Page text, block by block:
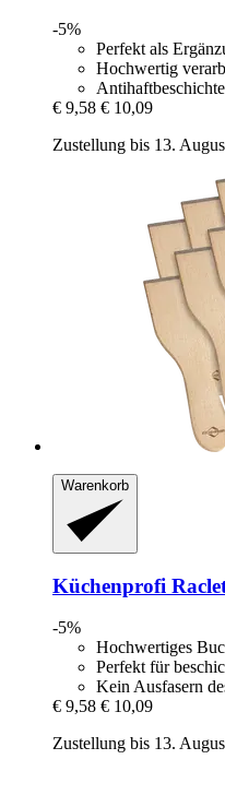
-5%
Perfekt als
Hochwertig
€ 9,58 € 10,09
Zustellung bis 13.
Warenkorb
Küchenprofi
-5%
Hochwertiges
Perfekt für
Kein Ausfasern
€ 9,58 € 10,09
Zustellung bis 13.